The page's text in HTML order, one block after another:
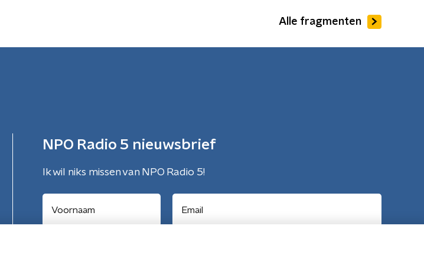
Alle fragmenten
NPO Radio 5 nieuwsbrief
Ik wil niks missen van NPO Radio 5!